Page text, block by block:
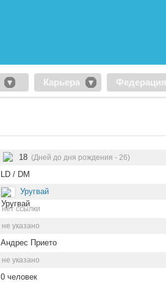
Карьера Федерация
18 (Дней до дня рождения - 26)
LD / DM
Уругвай
нет ссылки
не указано
Андрес Прието
не указано
0 человек